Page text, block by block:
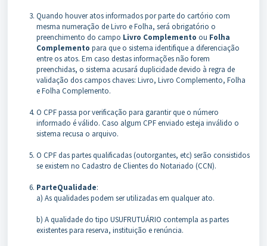
Quando houver atos informados por parte do cartório com
mesma numeração de Livro e Folha, será obrigatório o
preenchimento do campo Livro Complemento ou Folha
Complemento para que o sistema identifique a diferenciação
entre os atos. Em caso destas informações não forem
preenchidas, o sistema acusará duplicidade devido à regra de
validação dos campos chaves: Livro, Livro Complemento, Folha
e Folha Complemento.
O CPF passa por verificação para garantir que o número
informado é válido. Caso algum CPF enviado esteja inválido o
sistema recusa o arquivo.
O CPF das partes qualificadas (outorgantes, etc) serão consistidos
se existem no Cadastro de Clientes do Notariado (CCN).
ParteQualidade:
a) As qualidades podem ser utilizadas em qualquer ato.
b) A qualidade do tipo USUFRUTUÁRIO contempla as partes
existentes para reserva, instituição e renúncia.